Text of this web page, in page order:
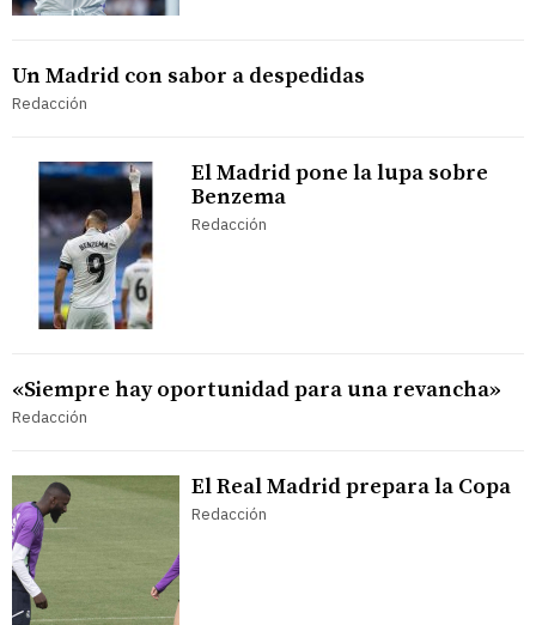
Un Madrid con sabor a despedidas
Redacción
El Madrid pone la lupa sobre
Benzema
Redacción
«Siempre hay oportunidad para una revancha»
Redacción
El Real Madrid prepara la Copa
Redacción